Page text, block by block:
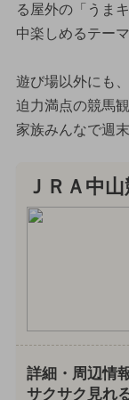
る屋外の「うま
中楽しめるテー
遊び場以外にも
迫力満点の競馬
家族みんなで週
ＪＲＡ中
詳細・周辺情
サクサク見れ